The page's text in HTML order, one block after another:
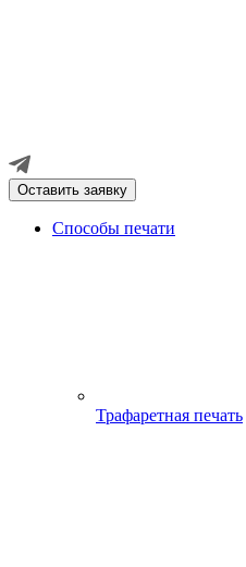
Оставить заявку
Способы печати
Трафаретная печать